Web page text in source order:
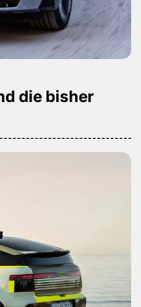
die bisher